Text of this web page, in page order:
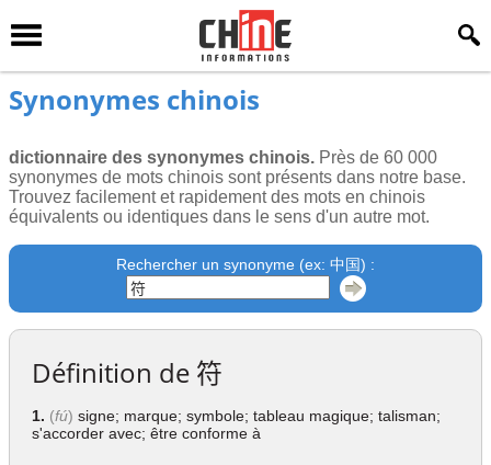
Synonymes chinois
dictionnaire des synonymes chinois. Près de 60 000
synonymes de mots chinois sont présents dans notre base.
Trouvez facilement et rapidement des mots en chinois
équivalents ou identiques dans le sens d'un autre mot.
Rechercher un synonyme (ex: 中国) :
Définition de 符
1. (fú) signe; marque; symbole; tableau magique; talisman;
s'accorder avec; être conforme à